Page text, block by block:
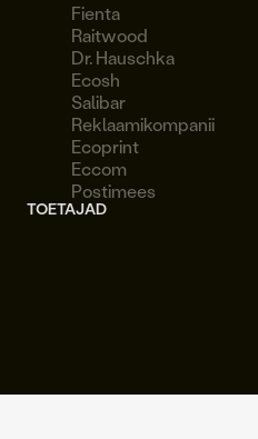
Fienta
Raitwood
Dr. Hauschka
Ecosh
Salibar
Reklaamikompanii
Ecoprint
Eccom
Postimees
TOETAJAD